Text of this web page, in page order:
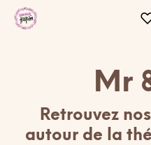
Mr
Retrouvez
autour de la